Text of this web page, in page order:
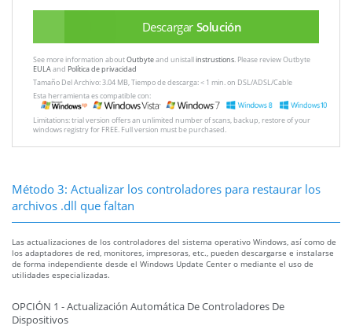
Descargar Solución
See more information aboutOutbyteand unistallinstrustions. Please review Outbyte
EULAand Política de privacidad
Tamaño Del Archivo: 3.04 MB, Tiempo de descarga: < 1 min. on DSL/ADSL/Cable
Esta herramienta es compatible con:
Limitations: trial version offers an unlimited number of scans, backup, restore of your
windows registry for FREE. Full version must be purchased.
Método 3: Actualizar los controladores para restaurar los
archivos .dll que faltan
Las actualizaciones de los controladores del sistema operativo Windows, así como de
los adaptadores de red, monitores, impresoras, etc., pueden descargarse e instalarse
de forma independiente desde el Windows Update Center o mediante el uso de
utilidades especializadas.
OPCIÓN 1 - Actualización Automática De Controladores De
Dispositivos